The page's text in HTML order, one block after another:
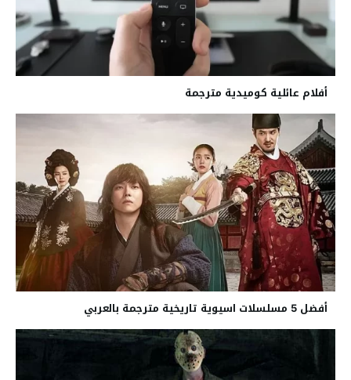
أفلام عائلية كوميدية مترجمة
أفضل 5 مسلسلات اسيوية تاريخية مترجمة بالعربي